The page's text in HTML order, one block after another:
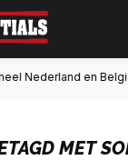
en België
MET